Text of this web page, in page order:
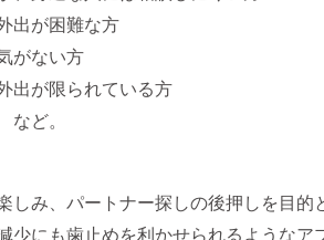
出が困難な方
がない方
出が限られている方
ど。
しみ、パートナー探しの後押しを目
少にも歯止めを利かせられるようなア